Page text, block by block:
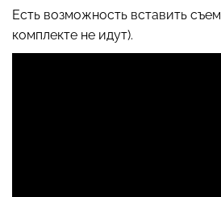
Есть возможность вставить
комплекте не идут).